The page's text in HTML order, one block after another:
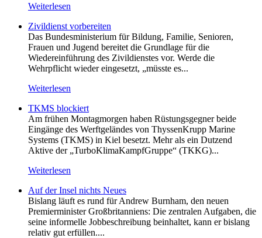
Weiterlesen
Zivildienst vorbereiten
Das Bundesministerium für Bildung, Familie, Senioren,
Frauen und Jugend bereitet die Grundlage für die
Wiedereinführung des Zivildienstes vor. Werde die
Wehrpflicht wieder eingesetzt, „müsste es...
Weiterlesen
TKMS blockiert
Am frühen Montagmorgen haben Rüstungsgegner beide
Eingänge des Werftgeländes von ThyssenKrupp Marine
Systems (TKMS) in Kiel besetzt. Mehr als ein Dutzend
Aktive der „TurboKlimaKampfGruppe“ (TKKG)...
Weiterlesen
Auf der Insel nichts Neues
Bislang läuft es rund für Andrew Burnham, den neuen
Premierminister Großbritanniens: Die zentralen Aufgaben, die
seine informelle Jobbeschreibung beinhaltet, kann er bislang
relativ gut erfüllen....